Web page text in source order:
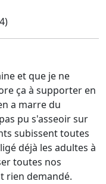
et que je ne
ça à supporter en
a marre du
pu s'asseoir sur
subissent toutes
déjà les adultes à
toutes nos
rien demandé.